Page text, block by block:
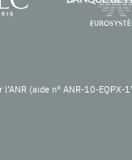
(aide n° ANR-10-EQPX-